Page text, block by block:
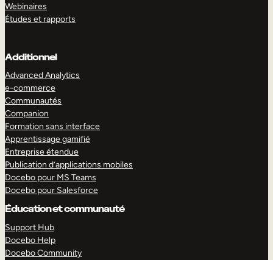
Webinaires
Études et rapports
Additionnel
Advanced Analytics
e-commerce
Communautés
Companion
Formation sans interface
Apprentissage gamifié
Entreprise étendue
Publication d’applications mobiles
Docebo pour MS Teams
Docebo pour Salesforce
Éducation et communauté
Support Hub
Docebo Help
Docebo Community